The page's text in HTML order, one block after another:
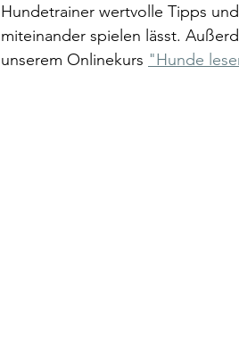
Hundetrainer wertvolle Tipps
miteinander spielen lässt.
unserem Onlinekurs "Hunde